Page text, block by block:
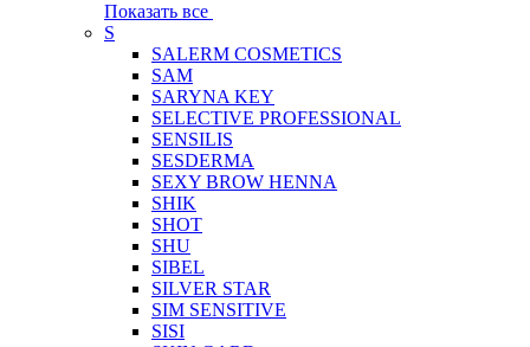
Показать все
S
SALERM COSMETICS
SAM
SARYNA KEY
SELECTIVE PROFESSIONAL
SENSILIS
SESDERMA
SEXY BROW HENNA
SHIK
SHOT
SHU
SIBEL
SILVER STAR
SIM SENSITIVE
SISI